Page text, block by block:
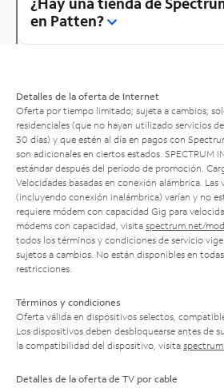
en Patten?
Detalles de la oferta de Internet
Oferta por tiempo limitado; sujeta a cambios;
residenciales (que no hayan utilizado servicios
30 días) y que estén al día en pagos con
son adicionales en ciertos estados. SPECTRUM
estándar después del período de promoción.
Velocidades basadas en conexión alámbrica. Las
(incluyendo conexión inalámbrica) varían y no
requiere módem con capacidad Gig para
módems con capacidad, visita spectrum.net/
todos los términos y condiciones de servicio
sujetos a cambios. No están disponibles en
restricciones.
Términos y condiciones
Oferta válida en dispositivos selectos,
Los dispositivos deben desbloquearse antes de
la compatibilidad del dispositivo, visita
Detalles de la oferta de TV por cable